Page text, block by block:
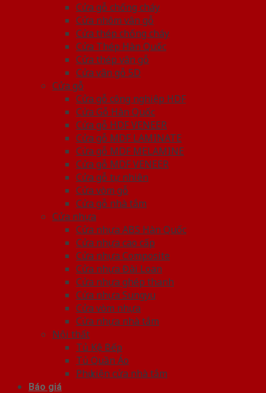
Cửa gỗ chống cháy
Cửa nhôm vân gỗ
Cửa thép chống cháy
Cửa Thép Hàn Quốc
Cửa thép vân gỗ
Cửa vân gỗ 5D
Cửa gỗ
Cửa gỗ công nghiệp HDF
Cửa Gỗ Hàn Quốc
Cửa gỗ HDF VENEER
Cửa gỗ MDF LAMINATE
Cửa gỗ MDF MELAMINE
Cửa gỗ MDF VENEER
Cửa gỗ tự nhiên
Cửa vòm gỗ
Cửa gỗ nhà tắm
Cửa nhựa
Cửa nhựa ABS Hàn Quốc
Cửa nhựa cao cấp
Cửa nhựa Composite
Cửa nhựa Đài Loan
Cửa nhựa ghép thanh
Cửa nhựa Sungyu
Cửa vòm nhựa
Cửa nhựa nhà tắm
Nội thất
Tủ Kệ Bếp
Tủ Quần Áo
Phụ kiện cửa nhà tắm
Báo giá